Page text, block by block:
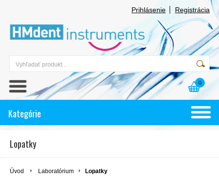
Prihlásenie Registrácia
0
Kategórie
Lopatky
Úvod Laboratórium Lopatky